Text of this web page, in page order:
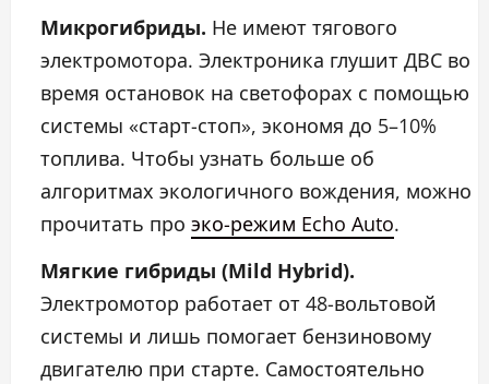
Микрогибриды. Не имеют тягового
электромотора. Электроника глушит ДВС во
время остановок на светофорах с помощью
системы «старт-стоп», экономя до 5–10%
топлива. Чтобы узнать больше об
алгоритмах экологичного вождения, можно
прочитать про эко-режим Echo Auto.
Мягкие гибриды (Mild Hybrid).
Электромотор работает от 48-вольтовой
системы и лишь помогает бензиновому
двигателю при старте. Самостоятельно